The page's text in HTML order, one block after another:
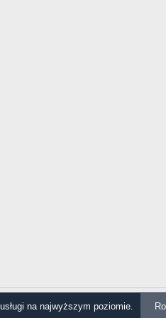
na najwyższym poziomie.